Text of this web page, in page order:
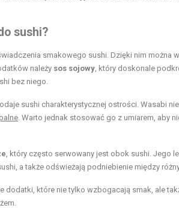
sushi?
smakowego sushi. Dzięki nim można
należy sos sojowy , który doskonale
bez niego.
sushi charakterystycznej ostrości. Wasabi
. Warto jednak stosować go z umiarem, aby
, który często serwowany jest obok sushi. Jego
a także odświeżają podniebienie między
dodatki, które nie tylko wzbogacają smak, ale